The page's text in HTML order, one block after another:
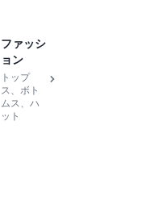
ファッシ
ョン
トップ
ス、ボト
ムス、ハ
ット